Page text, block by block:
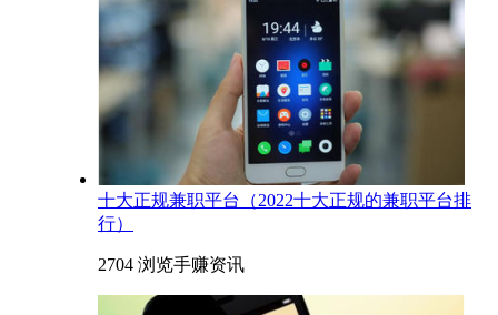
十大正规兼职平台（2022十大正规的兼职平台排
行）
2704 浏览手赚资讯